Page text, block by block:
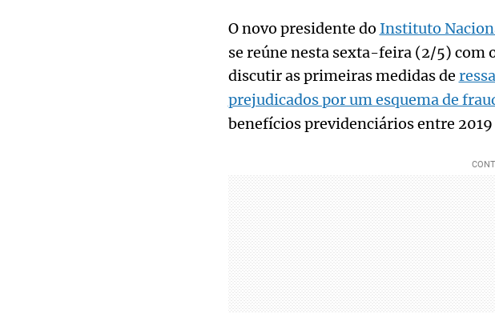
O novo presidente do Instituto
se reúne nesta sexta-feira (2/5) com
discutir as primeiras medidas de
prejudicados por um esquema de
benefícios previdenciários entre 2019